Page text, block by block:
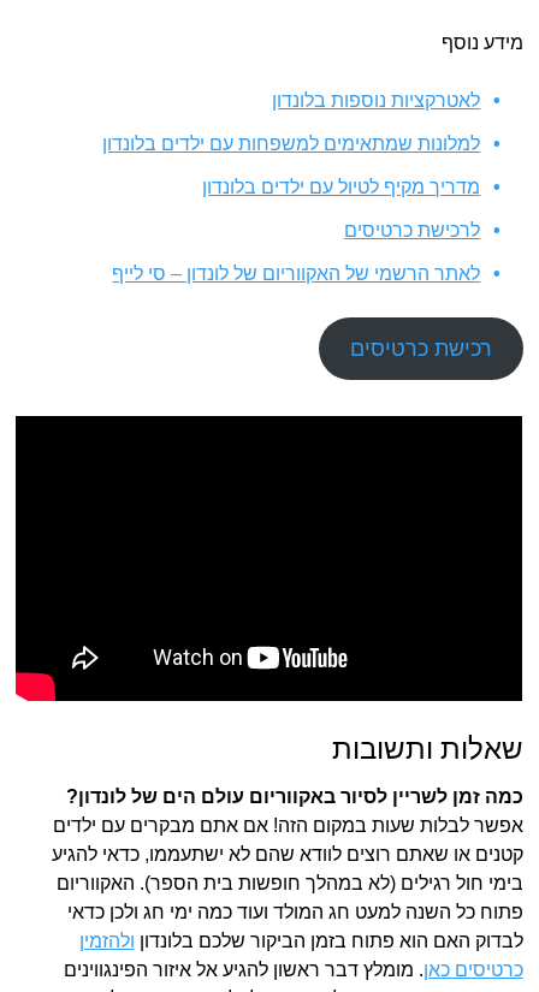
מידע נוסף
לאטרקציות נוספות בלונדון
למלונות שמתאימים למשפחות עם ילדים בלונדון
מדריך מקיף לטיול עם ילדים בלונדון
לרכישת כרטיסים
לאתר הרשמי של האקווריום של לונדון – סי לייף
רכישת כרטיסים
שאלות ותשובות
כמה זמן לשריין לסיור באקווריום עולם הים של לונדון?
אפשר לבלות שעות במקום הזה! אם אתם מבקרים עם ילדים
קטנים או שאתם רוצים לוודא שהם לא ישתעממו, כדאי להגיע
בימי חול רגילים (לא במהלך חופשות בית הספר). האקווריום
פתוח כל השנה למעט חג המולד ועוד כמה ימי חג ולכן כדאי
לבדוק האם הוא פתוח בזמן הביקור שלכם בלונדון ולהזמין
כרטיסים כאן. מומלץ דבר ראשון להגיע אל איזור הפינגווינים